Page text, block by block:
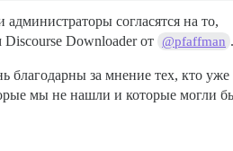
согласятся на то,
Downloader от @pfaffman .
благодарны за мнение тех, кто уже
мы не нашли и которые могли